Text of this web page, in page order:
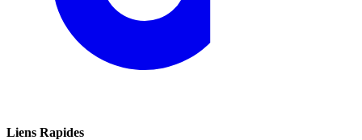
Liens Rapides